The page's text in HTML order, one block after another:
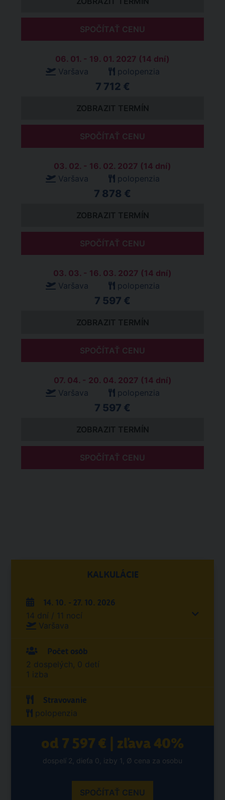
SPOČÍTAŤ CENU
06. 01. - 19. 01. 2027 (14 dní)
Varšava
polopenzia
7 712 €
ZOBRAZIT TERMÍN
SPOČÍTAŤ CENU
03. 02. - 16. 02. 2027 (14 dní)
Varšava
polopenzia
7 878 €
ZOBRAZIT TERMÍN
SPOČÍTAŤ CENU
03. 03. - 16. 03. 2027 (14 dní)
Varšava
polopenzia
7 597 €
ZOBRAZIT TERMÍN
SPOČÍTAŤ CENU
07. 04. - 20. 04. 2027 (14 dní)
Varšava
polopenzia
7 597 €
ZOBRAZIT TERMÍN
SPOČÍTAŤ CENU
KALKULÁCIE
14. 10. - 27. 10. 2026
14 dní / 11 nocí
Varšava
Počet osôb
2 dospelých, 0 detí
1 izba
Stravovanie
polopenzia
od 7 597 € | zľava 40%
dospelí 2, dieťa 0, izby 1, Ø cena za osobu
SPOČÍTAŤ CENU